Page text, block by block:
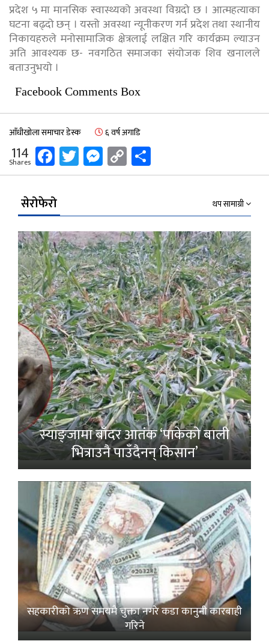
प्रदेश ५ मा मानसिक स्वास्थ्यको अवस्था विग्रदो छ । आत्महत्याका
घटना बढ्दो छन् । यस्तो अवस्था न्यूनीकरण गर्न प्रदेश तथा स्थानीय
निकायहरुले मनोसामाजिक क्षेत्रलाई लक्षित गरि कार्यक्रम ल्याउन
अति आवश्यक छ- नवगठित समाजका संयोजक शिव खनालले
बताउनुभयो ।
Facebook Comments Box
आँधीखोला समाचार डेस्क ६ वर्ष अगाडि
114
Shares Facebook
Twitter
Messenger
Copy
Link
सेरोफेरो थप सामाग्री
स्याङ्जामा बाँदर आतंक ‘पाकेको बाली
भित्राउनै पाउँदैनन् किसान’
सहकारीको ऋण समयमै चुक्ता नगरे कडा कानुनी कारबाही
गरिने